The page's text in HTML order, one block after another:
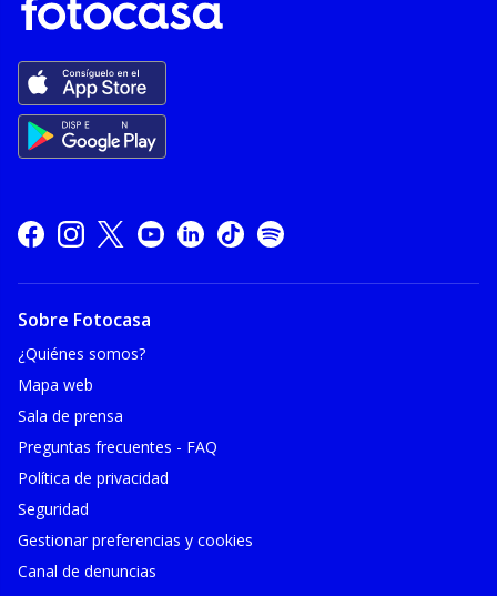
Sobre Fotocasa
¿Quiénes somos?
Mapa web
Sala de prensa
Preguntas frecuentes - FAQ
Política de privacidad
Seguridad
Gestionar preferencias y cookies
Canal de denuncias